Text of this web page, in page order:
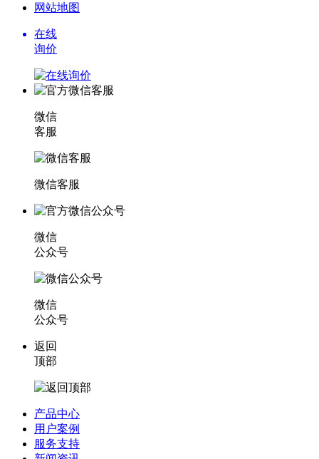
网站地图
在线
询价
微信
客服
微信客服
微信
公众号
微信
公众号
返回
顶部
产品中心
用户案例
服务支持